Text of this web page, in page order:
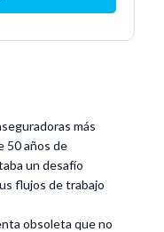
más
50 años de
un desafío
flujos de trabajo
obsoleta que no